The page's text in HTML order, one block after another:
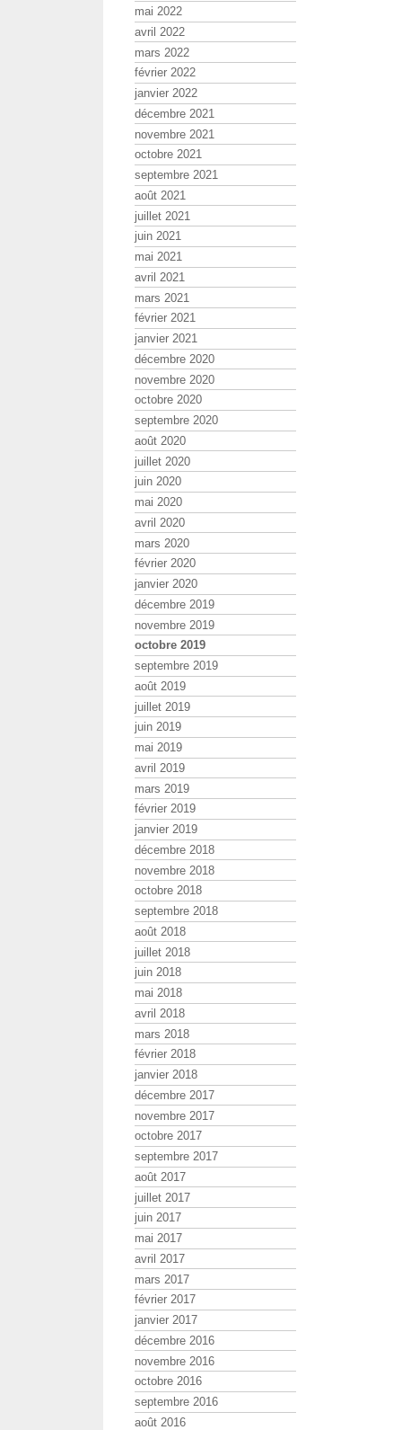
mai 2022
avril 2022
mars 2022
février 2022
janvier 2022
décembre 2021
novembre 2021
octobre 2021
septembre 2021
août 2021
juillet 2021
juin 2021
mai 2021
avril 2021
mars 2021
février 2021
janvier 2021
décembre 2020
novembre 2020
octobre 2020
septembre 2020
août 2020
juillet 2020
juin 2020
mai 2020
avril 2020
mars 2020
février 2020
janvier 2020
décembre 2019
novembre 2019
octobre 2019
septembre 2019
août 2019
juillet 2019
juin 2019
mai 2019
avril 2019
mars 2019
février 2019
janvier 2019
décembre 2018
novembre 2018
octobre 2018
septembre 2018
août 2018
juillet 2018
juin 2018
mai 2018
avril 2018
mars 2018
février 2018
janvier 2018
décembre 2017
novembre 2017
octobre 2017
septembre 2017
août 2017
juillet 2017
juin 2017
mai 2017
avril 2017
mars 2017
février 2017
janvier 2017
décembre 2016
novembre 2016
octobre 2016
septembre 2016
août 2016